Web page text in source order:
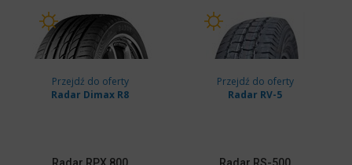
Przejdź do oferty
Radar Dimax R8
Przejdź do oferty
Radar RV-5